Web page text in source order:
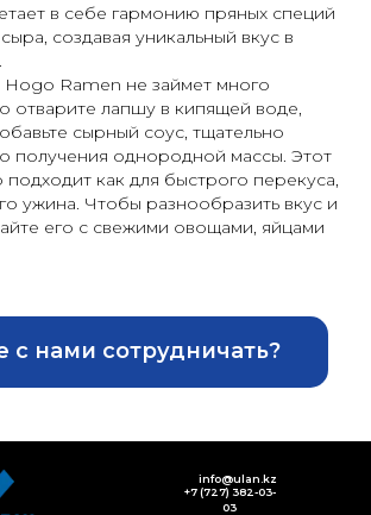
в себе гармонию пряных специй
создавая уникальный вкус в
Ramen не займет много
отварите лапшу в кипящей воде,
сырный соус, тщательно
получения однородной массы. Этот
как для быстрого перекуса,
ужина. Чтобы разнообразить вкус и
его с свежими овощами, яйцами
с нами сотрудничать?
+7 (727) 382-03-
03
info@ulan.kz